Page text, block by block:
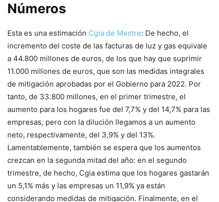
Números
Esta es una estimación Cgia de Mestre: De hecho, el
incremento del coste de las facturas de luz y gas equivale
a 44.800 millones de euros, de los que hay que suprimir
11.000 millones de euros, que son las medidas integrales
de mitigación aprobadas por el Gobierno para 2022. Por
tanto, de 33.800 millones, en el primer trimestre, el
aumento para los hogares fue del 7,7% y del 14,7% para las
empresas, pero con la dilución llegamos a un aumento
neto, respectivamente, del 3,9% y del 13%.
Lamentablemente, también se espera que los aumentos
crezcan en la segunda mitad del año: en el segundo
trimestre, de hecho, Cgia estima que los hogares gastarán
un 5,1% más y las empresas un 11,9% ya están
considerando medidas de mitigación. Finalmente, en el